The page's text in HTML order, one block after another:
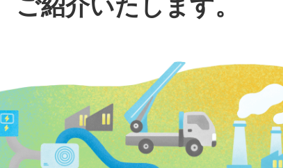
ご紹介いたします。